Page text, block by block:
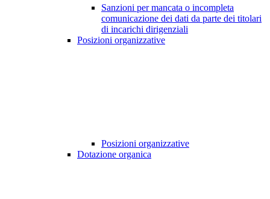
Sanzioni per mancata o incompleta
comunicazione dei dati da parte dei titolari
di incarichi dirigenziali
Posizioni organizzative
Posizioni organizzative
Dotazione organica